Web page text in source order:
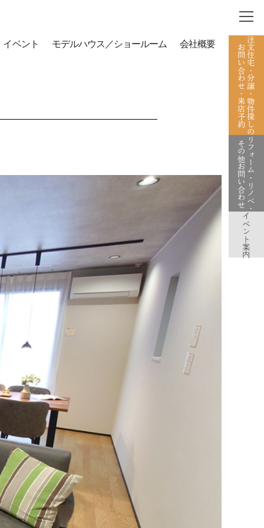
イベント モデルハウス／ショールーム 会社概要 注文住宅・分譲・物件探しの
お問い合わせ・来店予約
リフォーム・リノベ・
その他お問い合わせ
イベント案内